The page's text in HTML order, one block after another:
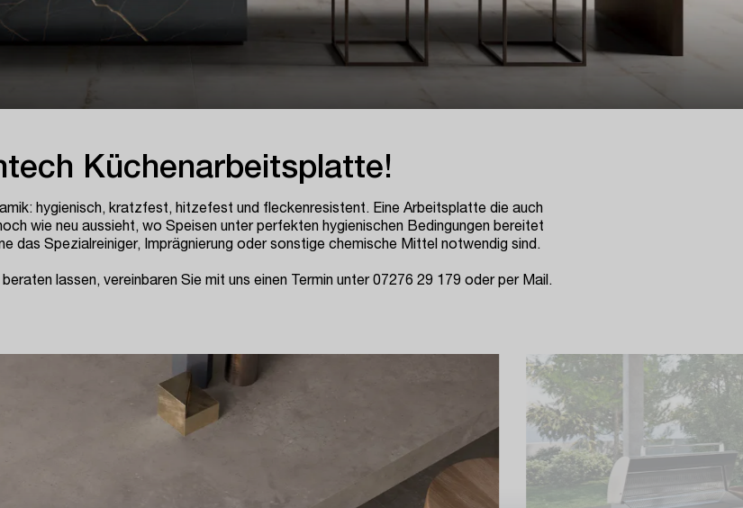
Küchenarbeitsplatte!
hygienisch, kratzfest, hitzefest und fleckenresistent. Eine Arbeitsplatte die auch
wie neu aussieht, wo Speisen unter perfekten hygienischen Bedingungen bereitet
das Spezialreiniger, Imprägnierung oder sonstige chemische Mittel notwendig sind.
lassen, vereinbaren Sie mit uns einen Termin unter 07276 29 179 oder per Mail.